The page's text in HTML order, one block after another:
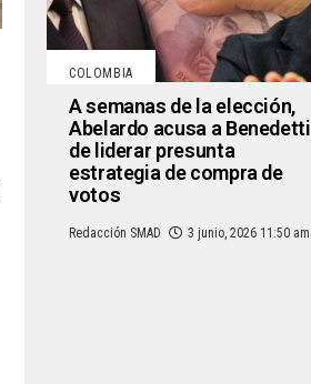
COLOMBIA
A semanas de la elección,
Abelardo acusa a Benedetti
de liderar presunta
estrategia de compra de
votos
Redacción SMAD 3 junio, 2026 11:50 am